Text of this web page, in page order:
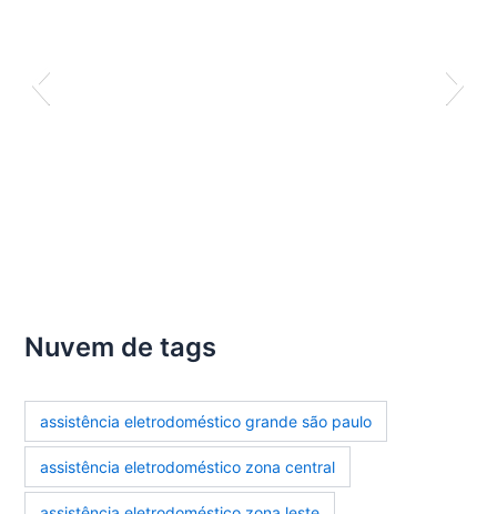
Nuvem de tags
assistência eletrodoméstico grande são paulo
assistência eletrodoméstico zona central